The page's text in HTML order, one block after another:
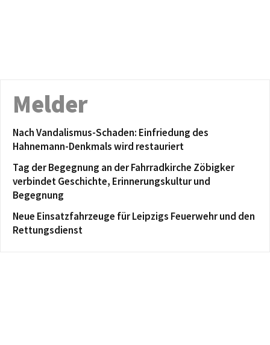
Melder
Nach Vandalismus-Schaden: Einfriedung des
Hahnemann-Denkmals wird restauriert
Tag der Begegnung an der Fahrradkirche Zöbigker
verbindet Geschichte, Erinnerungskultur und
Begegnung
Neue Einsatzfahrzeuge für Leipzigs Feuerwehr und den
Rettungsdienst